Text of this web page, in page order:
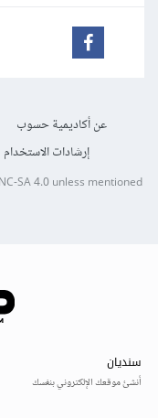
عن أكاديمية حسوب
إرشادات الاستخدام
SA 4.0unless mentioned